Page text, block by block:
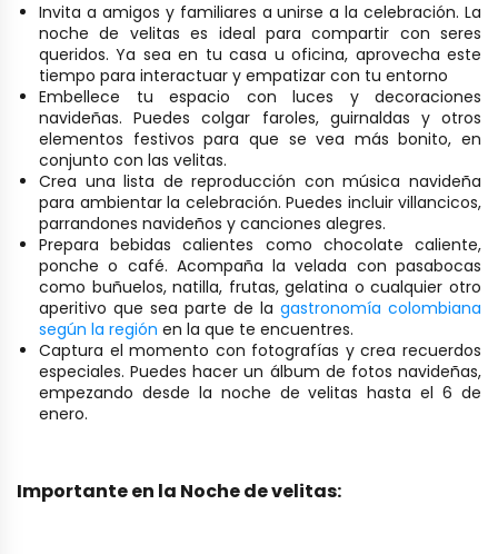
Invita a amigos y familiares a unirse a la celebración. La
noche de velitas es ideal para compartir con seres
queridos. Ya sea en tu casa u oficina, aprovecha este
tiempo para interactuar y empatizar con tu entorno
Embellece tu espacio con luces y decoraciones
navideñas. Puedes colgar faroles, guirnaldas y otros
elementos festivos para que se vea más bonito, en
conjunto con las velitas.
Crea una lista de reproducción con música navideña
para ambientar la celebración. Puedes incluir villancicos,
parrandones navideños y canciones alegres.
Prepara bebidas calientes como chocolate caliente,
ponche o café. Acompaña la velada con pasabocas
como buñuelos, natilla, frutas, gelatina o cualquier otro
aperitivo que sea parte de la gastronomía colombiana
según la región en la que te encuentres.
Captura el momento con fotografías y crea recuerdos
especiales. Puedes hacer un álbum de fotos navideñas,
empezando desde la noche de velitas hasta el 6 de
enero.
Importante en la Noche de velitas: